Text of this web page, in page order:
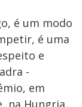
é um modo
é uma
e
-
em
na Hungria.